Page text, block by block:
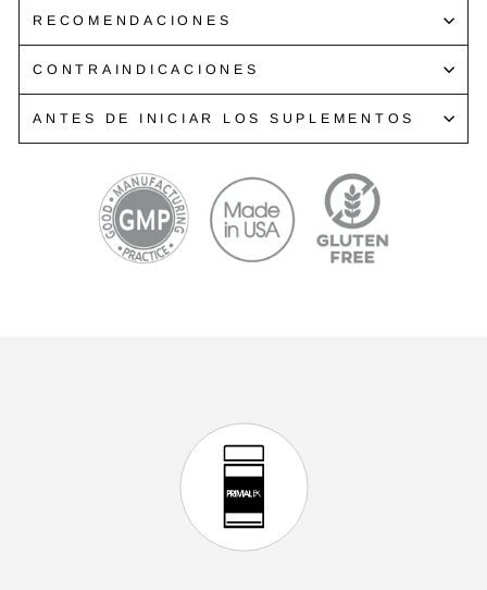
RECOMENDACIONES
CONTRAINDICACIONES
ANTES DE INICIAR LOS SUPLEMENTOS